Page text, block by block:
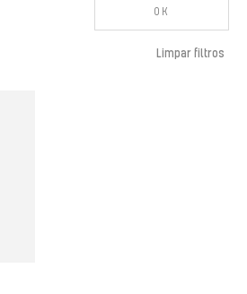
OK
Limpar filtros